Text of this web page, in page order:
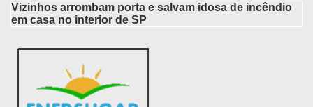
Vizinhos arrombam porta e salvam idosa de incêndio
em casa no interior de SP